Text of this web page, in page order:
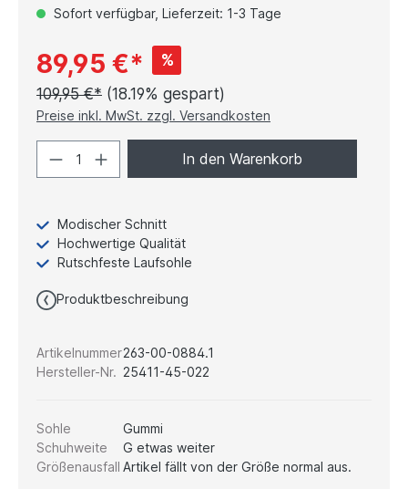
Sofort verfügbar, Lieferzeit: 1-3 Tage
89,95 €* %
109,95 €* (18.19% gespart)
Preise inkl. MwSt. zzgl. Versandkosten
In den Warenkorb
Modischer Schnitt
Hochwertige Qualität
Rutschfeste Laufsohle
Produktbeschreibung
Artikelnummer263-00-0884.1
Hersteller-Nr. 25411-45-022
Sohle
Gummi
Schuhweite
G etwas weiter
Größenausfall Artikel fällt von der Größe normal aus.